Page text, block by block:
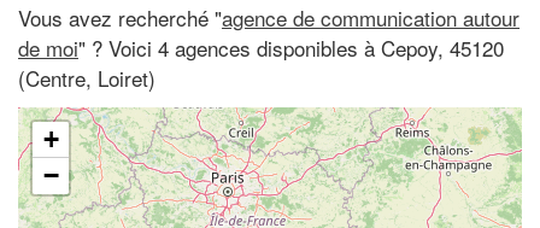
Vous avez recherché "agence de communication autour
de moi" ? Voici 4 agences disponibles à Cepoy, 45120
(Centre, Loiret)
+
−